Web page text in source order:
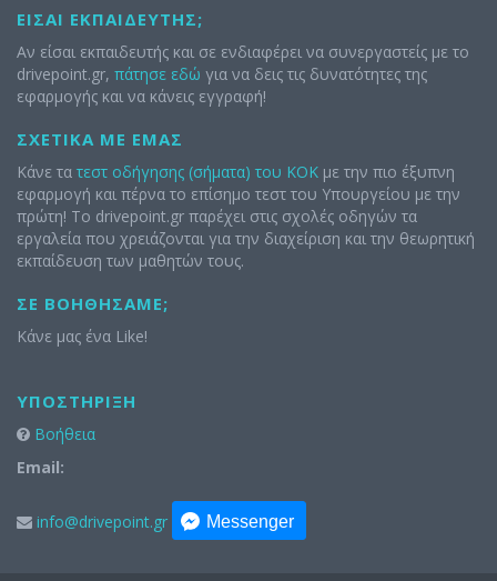
ΕΊΣΑΙ ΕΚΠΑΙΔΕΥΤΉΣ;
Αν είσαι εκπαιδευτής και σε ενδιαφέρει να συνεργαστείς με το
drivepoint.gr, πάτησε εδώ για να δεις τις δυνατότητες της
εφαρμογής και να κάνεις εγγραφή!
ΣΧΕΤΙΚΆ ΜΕ ΕΜΆΣ
Κάνε τα τεστ οδήγησης (σήματα) του ΚΟΚ με την πιο έξυπνη
εφαρμογή και πέρνα το επίσημο τεστ του Υπουργείου με την
πρώτη! Το drivepoint.gr παρέχει στις σχολές οδηγών τα
εργαλεία που χρειάζονται για την διαχείριση και την θεωρητική
εκπαίδευση των μαθητών τους.
ΣΕ ΒΟΗΘΉΣΑΜΕ;
Κάνε μας ένα Like!
ΥΠΟΣΤΉΡΙΞΗ
Βοήθεια
Email:
info@drivepoint.gr Messenger